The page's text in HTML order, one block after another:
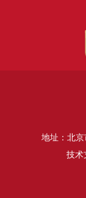
地址：北
技术